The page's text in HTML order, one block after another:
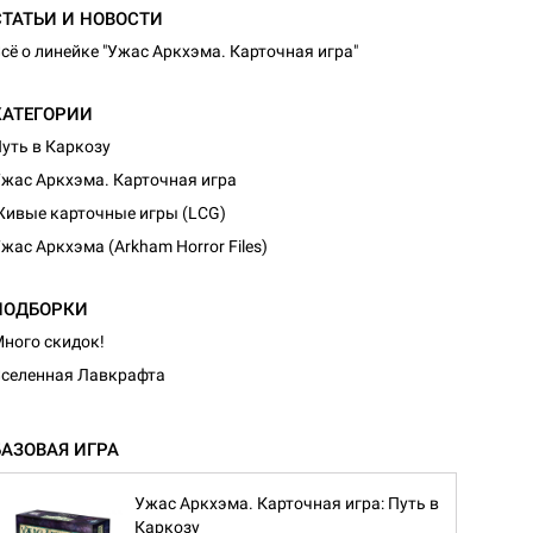
И НОВОСТИ
о линейке "Ужас Аркхэма. Карточная игра"
в Каркозу
Аркхэма. Карточная игра
карточные игры (LCG)
Аркхэма (Arkham Horror Files)
скидок!
Лавкрафта
ИГРА
Ужас Аркхэма. Карточная игра: Путь в
Каркозу